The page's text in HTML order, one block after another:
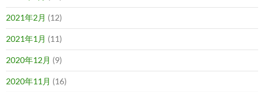
2021年2月 (12)
2021年1月 (11)
2020年12月 (9)
2020年11月 (16)